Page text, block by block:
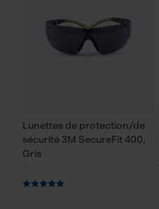
Lunettes de protection/de
sécurité 3M SecureFit 400,
Gris